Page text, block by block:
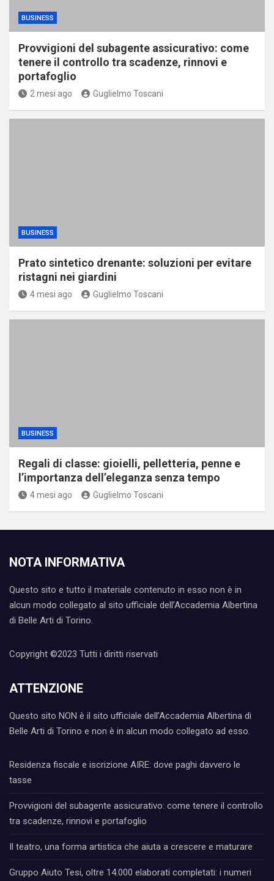
BUSINESS
Provvigioni del subagente assicurativo: come
tenere il controllo tra scadenze, rinnovi e
portafoglio
2 mesi ago Guglielmo Toscani
BUSINESS
Prato sintetico drenante: soluzioni per evitare
ristagni nei giardini
4 mesi ago Guglielmo Toscani
BUSINESS
Regali di classe: gioielli, pelletteria, penne e
l’importanza dell’eleganza senza tempo
4 mesi ago Guglielmo Toscani
NOTA INFORMATIVA
Questo sito e tutto il materiale contenuto in esso non è in
alcun modo collegato al sito ufficiale dell’Accademia Albertina
di Belle Arti di Torino.
Copyright ©2023 Tutti i diritti riservati
ATTENZIONE
Questo sito NON è il sito ufficiale dell’Accademia Albertina di
Belle Arti di Torino e non è in alcun modo collegato ad esso.
Residenza fiscale e iscrizione AIRE: dove paghi davvero le
tasse
Provvigioni del subagente assicurativo: come tenere il controllo
tra scadenze, rinnovi e portafoglio
Il teatro, una forma artistica che aiuta a crescere e maturare
Gruppo Aiuto Tesi, oltre 14.000 elaborati completati: i numeri